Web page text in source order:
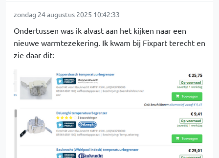
zondag 24 augustus 2025 10:42:33
Ondertussen was ik alvast aan het kijken naar een
nieuwe warmtezekering. Ik kwam bij Fixpart terecht en
zie daar dit: